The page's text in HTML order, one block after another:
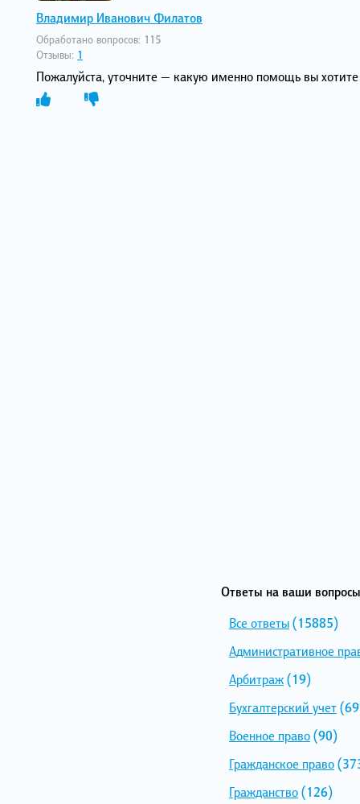
Владимир Иванович Филатов
Обработано вопросов: 115
Отзывы: 1
Пожалуйста, уточните — какую именно помощь вы хотите
Ответы на ваши
Все ответы(15885)
Административное
Арбитраж(19)
Бухгалтерский учет
Военное право(90)
Гражданское право
Гражданство(126)